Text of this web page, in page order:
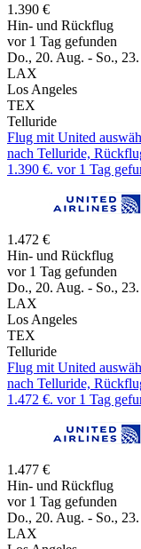
1.390 €
Hin- und Rückflug
vor 1 Tag gefunden
Do., 20. Aug. - So.,
LAX
Los Angeles
TEX
Telluride
Flug mit United
nach Telluride,
1.390 €. vor 1 Tag
1.472 €
Hin- und Rückflug
vor 1 Tag gefunden
Do., 20. Aug. - So.,
LAX
Los Angeles
TEX
Telluride
Flug mit United
nach Telluride,
1.472 €. vor 1 Tag
1.477 €
Hin- und Rückflug
vor 1 Tag gefunden
Do., 20. Aug. - So.,
LAX